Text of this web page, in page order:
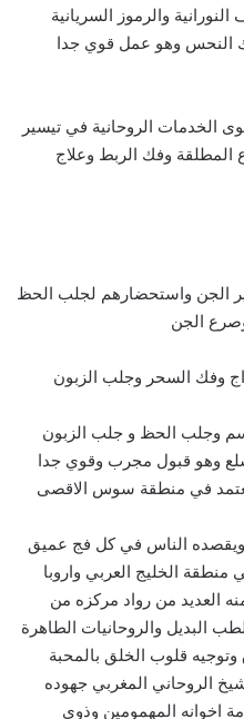
والرموز السريانية
النحس وهو عمل قوي جدا
الخدمات الروحانية في تيسير
المطلقة وفك الربط وعلاج
الجن واستحضارهم لجلب الحظ
الجن
وفك السحر وجلب الزبون
وجلب الحظ و جلب الزبون
وهو قبول مجرب وقوي جدا
معتمد في منطقة سوس الاقصى
ويقصده الناس في كل فج عميق
الخليج العربي واروبا
العديد من رواد مركزه من
البديل والروحانيات الطاهرة
قلوب الخلق بالمحبة
الروحاني المغربي جهوده
اخوانه المهمومين وذوي